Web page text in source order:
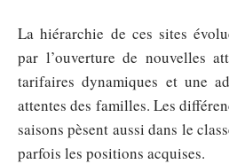
La hiérarchie de ces sites
par l’ouverture de nouvelles
tarifaires dynamiques et une
attentes des familles. Les
saisons pèsent aussi dans le
parfois les positions acquises.